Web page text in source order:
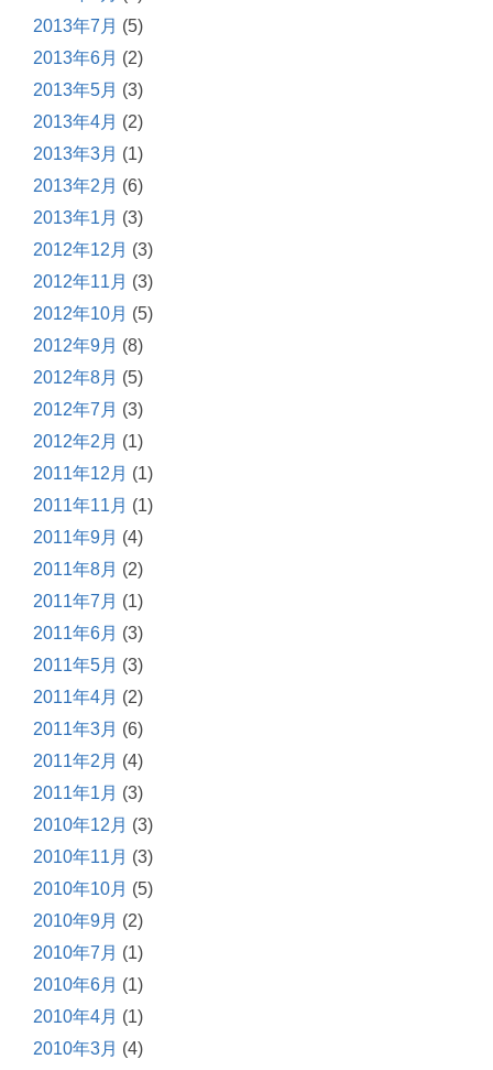
2013年7月 (5)
2013年6月 (2)
2013年5月 (3)
2013年4月 (2)
2013年3月 (1)
2013年2月 (6)
2013年1月 (3)
2012年12月 (3)
2012年11月 (3)
2012年10月 (5)
2012年9月 (8)
2012年8月 (5)
2012年7月 (3)
2012年2月 (1)
2011年12月 (1)
2011年11月 (1)
2011年9月 (4)
2011年8月 (2)
2011年7月 (1)
2011年6月 (3)
2011年5月 (3)
2011年4月 (2)
2011年3月 (6)
2011年2月 (4)
2011年1月 (3)
2010年12月 (3)
2010年11月 (3)
2010年10月 (5)
2010年9月 (2)
2010年7月 (1)
2010年6月 (1)
2010年4月 (1)
2010年3月 (4)